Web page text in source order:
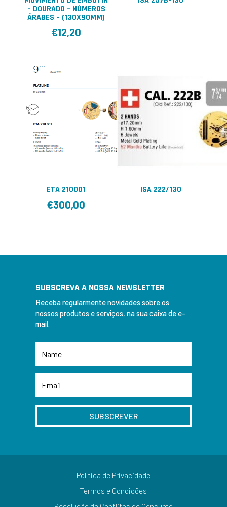
– DOURADO – NÚMEROS
ÁRABES – (130X90MM)
€12,20
ETA 210001
€300,00
ISA 222/130
SUBSCREVA A NOSSA NEWSLETTER
Receba regularmente novidades sobre os
nossos produtos e serviços, na sua caixa de e-
mail.
SUBSCREVER
Política de Privacidade
Termos e Condições